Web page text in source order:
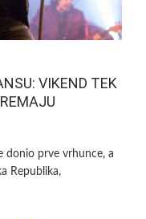
VIKEND TEK
donio prve vrhunce, a
Republika,